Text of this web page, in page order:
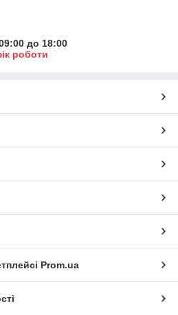
до 18:00
роботи
Prom.ua